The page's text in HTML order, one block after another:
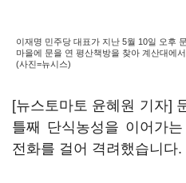
이재명 민주당 대표가 지난 5월 10일 오후
마을에 문을 연 평산책방을 찾아 계산대에
(사진=뉴시스)
[뉴스토마토 윤혜원 기자]
틀째 단식농성을 이어가
전화를 걸어 격려했습니다.